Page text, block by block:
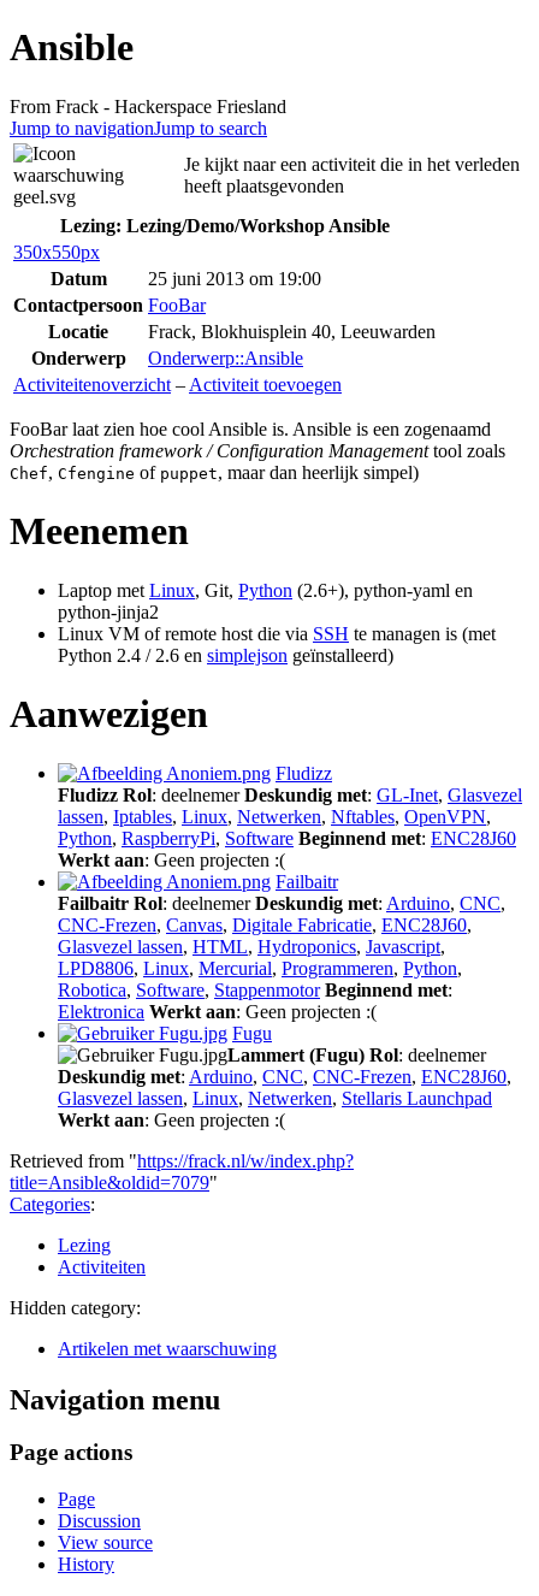
Ansible
From Frack - Hackerspace Friesland
Jump to navigationJump to search
Je kijkt naar een activiteit die in het verleden
heeft plaatsgevonden
Lezing: Lezing/Demo/Workshop Ansible
350x550px
Datum
25 juni 2013 om 19:00
Contactpersoon FooBar
Locatie
Frack, Blokhuisplein 40, Leeuwarden
Onderwerp
Onderwerp::Ansible
Activiteitenoverzicht – Activiteit toevoegen
FooBar laat zien hoe cool Ansible is. Ansible is een zogenaamd
Orchestration framework / Configuration Managementtool zoals
Chef, Cfengine of puppet, maar dan heerlijk simpel)
Meenemen
Laptop met Linux, Git, Python (2.6+), python-yaml en
python-jinja2
Linux VM of remote host die via SSH te managen is (met
Python 2.4 / 2.6 en simplejson geïnstalleerd)
Aanwezigen
Fludizz
Fludizz Rol: deelnemerDeskundig met: GL-Inet, Glasvezel
lassen, Iptables, Linux, Netwerken, Nftables, OpenVPN,
Python, RaspberryPi, Software Beginnend met: ENC28J60
Werkt aan: Geen projecten :(
Failbaitr
Failbaitr Rol: deelnemerDeskundig met: Arduino, CNC,
CNC-Frezen, Canvas, Digitale Fabricatie, ENC28J60,
Glasvezel lassen, HTML, Hydroponics, Javascript,
LPD8806, Linux, Mercurial, Programmeren, Python,
Robotica, Software, Stappenmotor Beginnend met:
Elektronica Werkt aan: Geen projecten :(
Fugu
Lammert (Fugu) Rol: deelnemer
Deskundig met: Arduino, CNC, CNC-Frezen, ENC28J60,
Glasvezel lassen, Linux, Netwerken, Stellaris Launchpad
Werkt aan: Geen projecten :(
Retrieved from "https://frack.nl/w/index.php?
title=Ansible&oldid=7079"
Categories:
Lezing
Activiteiten
Hidden category:
Artikelen met waarschuwing
Navigation menu
Page actions
Page
Discussion
View source
History